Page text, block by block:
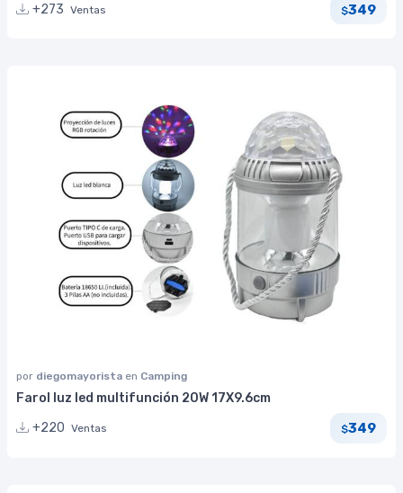
+273 Ventas $349
por diegomayorista en Camping
Farol luz led multifunción 20W 17X9.6cm
+220 Ventas $349